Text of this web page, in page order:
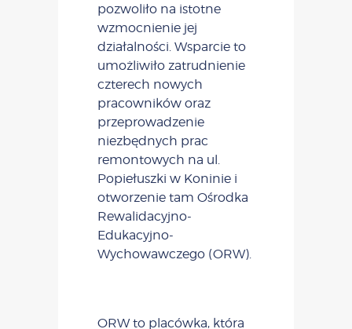
pozwoliło na istotne
wzmocnienie jej
działalności. Wsparcie to
umożliwiło zatrudnienie
czterech nowych
pracowników oraz
przeprowadzenie
niezbędnych prac
remontowych na ul.
Popiełuszki w Koninie i
otworzenie tam Ośrodka
Rewalidacyjno-
Edukacyjno-
Wychowawczego (ORW).
ORW to placówka, która